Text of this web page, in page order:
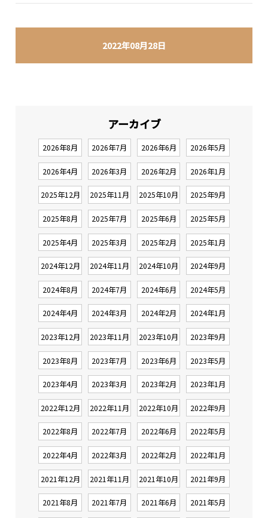
2022年08月28日
アーカイブ
2026年8月 2026年7月 2026年6月 2026年5月
2026年4月 2026年3月 2026年2月 2026年1月
2025年12月 2025年11月 2025年10月 2025年9月
2025年8月 2025年7月 2025年6月 2025年5月
2025年4月 2025年3月 2025年2月 2025年1月
2024年12月 2024年11月 2024年10月 2024年9月
2024年8月 2024年7月 2024年6月 2024年5月
2024年4月 2024年3月 2024年2月 2024年1月
2023年12月 2023年11月 2023年10月 2023年9月
2023年8月 2023年7月 2023年6月 2023年5月
2023年4月 2023年3月 2023年2月 2023年1月
2022年12月 2022年11月 2022年10月 2022年9月
2022年8月 2022年7月 2022年6月 2022年5月
2022年4月 2022年3月 2022年2月 2022年1月
2021年12月 2021年11月 2021年10月 2021年9月
2021年8月 2021年7月 2021年6月 2021年5月